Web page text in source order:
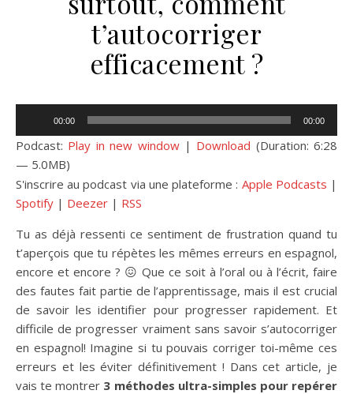
t’autocorriger
efficacement ?
audio
00:00 00:00
Podcast: Play in new window| Download (Duration: 6:28
— 5.0MB)
S'inscrire au podcast via une plateforme : Apple Podcasts |
Spotify | Deezer | RSS
Tu as déjà ressenti ce sentiment de frustration quand tu
t’aperçois que tu répètes les mêmes erreurs en espagnol,
encore et encore ? 😖 Que ce soit à l’oral ou à l’écrit, faire
des fautes fait partie de l’apprentissage, mais il est crucial
de savoir les identifier pour progresser rapidement. Et
difficile de progresser vraiment sans savoir s’autocorriger
en espagnol! Imagine si tu pouvais corriger toi-même ces
erreurs et les éviter définitivement ! Dans cet article, je
vais te montrer 3 méthodes ultra-simples pour repérer